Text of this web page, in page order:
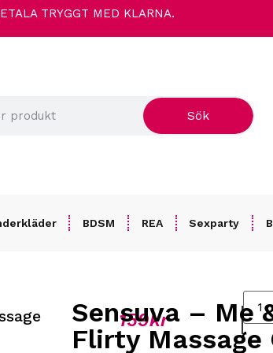
TRYGGT MED KLARNA.
Sök
BDSM REA Sexparty
Sensuva – Me
Flirty Massage
159kr